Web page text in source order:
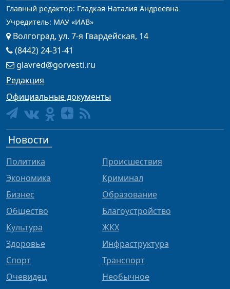
Главный редактор: Гладкая Наталия Андреевна
Учредитель: МАУ «ИАВ»
Волгоград, ул. 7-я Гвардейская, 14
(8442) 24-31-41
glavred@gorvesti.ru
Редакция
Официальные документы
Новости
Политика
Экономика
Бизнес
Общество
Культура
Здоровье
Спорт
Очевидец
Происшествия
Криминал
Образование
Благоустройство
ЖКХ
Инфраструктура
Транспорт
Необычное